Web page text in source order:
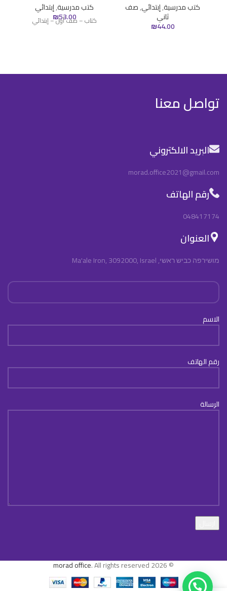
كتب مدرسية,إبتدائي,صف
ثاني
₪44.00
كتب مدرسية,إبتدائي
₪53.00
كتاب – صف أول – إبتدائي
تواصل معنا
البريد الالكتروني
morad.office2021@gmail.com
رقم الهاتف
048417174
العنوان
מושירפה כביש ראשי, Ma'ale Iron, 3092000, Israel
الاسم
رقم الهاتف
الرسالة
© 2026
morad office. All rights reserved